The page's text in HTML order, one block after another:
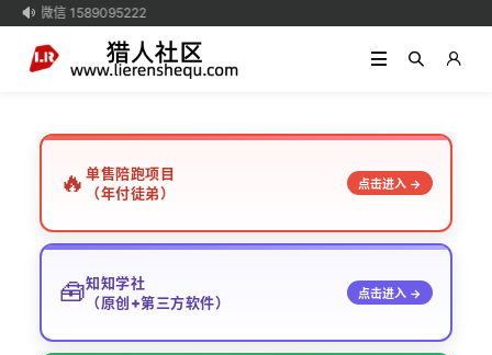

长 微信 1589095222
🔥 单售陪跑项目
（年付徒弟）
点击进入 →
🧰知知学社
（原创+第三方软件）
点击进入 →